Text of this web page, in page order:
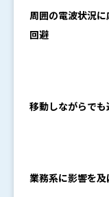
周囲の電波状況
回避
移動しながらで
業務系に影響を